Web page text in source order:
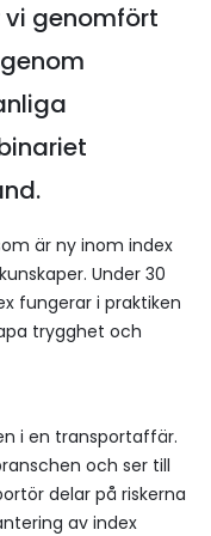
genomfört
är ny inom index
Under 30
fungerar i praktiken
trygghet och
i en transportaffär.
och ser till
delar på riskerna
av index